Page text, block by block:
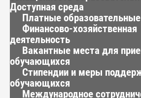
Доступная среда
Платные образовательные
Финансово-хозяйственная
деятельность
Вакантные места для
обучающихся
Стипендии и меры
обучающихся
Международное